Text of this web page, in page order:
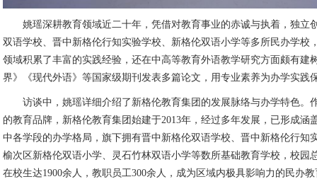
姚瑶深耕教育领域近二十年，凭借对教育事业的赤诚与执着，独立
双语学校、晋中新格伦行知实验学校、新格伦双语小学等多所民办学校
领域积累了丰富的实践经验，还在中高等教育外语教学研究方面颇有建
界》《现代外语》等国家级期刊发表多篇论文，用专业素养为办学实践
访谈中，姚瑶详细介绍了新格伦教育集团的发展脉络与办学特色。
的教育品牌，新格伦教育集团始建于2013年，经过多年发展，已形成涵
中各学段的办学格局，旗下拥有晋中新格伦双语学校、晋中新格伦行知
榆次区新格伦双语小学、灵石竹林双语小学等数所基础教育学校，校园
在校生达1900余人，教职员工300余人，成为区域内极具影响力的民办